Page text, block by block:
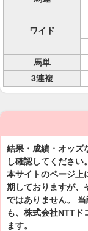
ワイド
馬単
3連複
結果・成績・オッズ
し確認してください。
本サイトのページ上
期しておりますが、
ではありません。
も、株式会社NTTド
ます。